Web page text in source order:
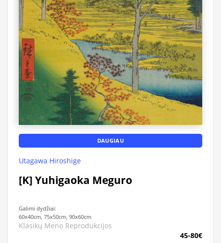
DAUGIAU
Utagawa Hiroshige
[K] Yuhigaoka Meguro
Galimi dydžiai:
60x40cm, 75x50cm, 90x60cm
Klasikų Meno Reprodukcijos
45-80€